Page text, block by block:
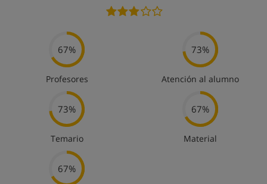
67%
Profesores
73%
Atención al alumno
73%
Temario
67%
Material
67%